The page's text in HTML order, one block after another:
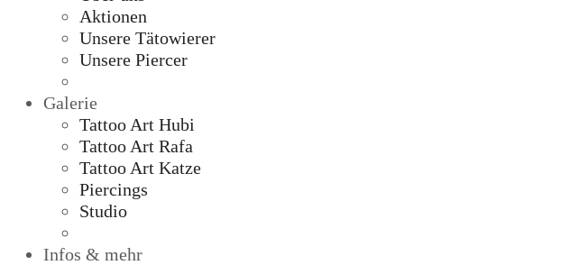
Aktionen
Unsere Tätowierer
Unsere Piercer
Galerie
Tattoo Art Hubi
Tattoo Art Rafa
Tattoo Art Katze
Piercings
Studio
Infos & mehr